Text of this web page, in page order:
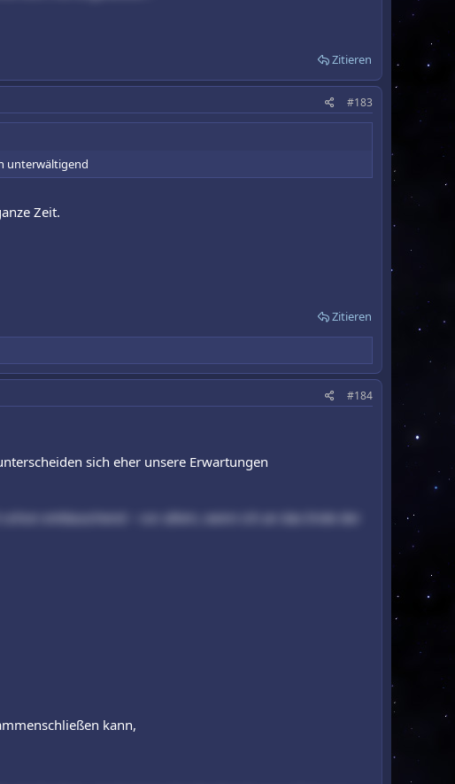
Zitieren
#183
unterwältigend
Zeit.
Zitieren
#184
sich eher unsere Erwartungen
enttäuschend – vor allem, wenn ich an das Ende der
kann,